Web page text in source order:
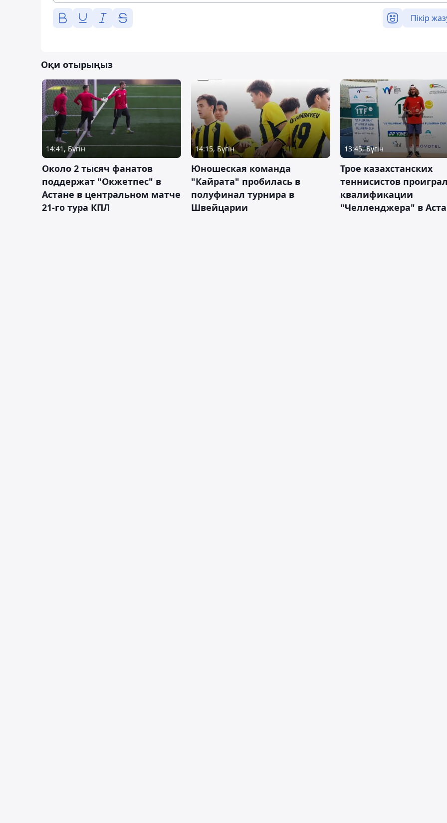
Пікір
Оқи отырыңыз
14:41, Бүгін
Около 2 тысяч фанатов
поддержат "Окжетпес" в
Астане в центральном матче
21-го тура КПЛ
14:15, Бүгін
Юношеская команда
"Кайрата" пробилась в
полуфинал турнира в
Швейцарии
13:45, Бүгін
Трое казахстанских
теннисистов
квалификации
"Челленджера" в